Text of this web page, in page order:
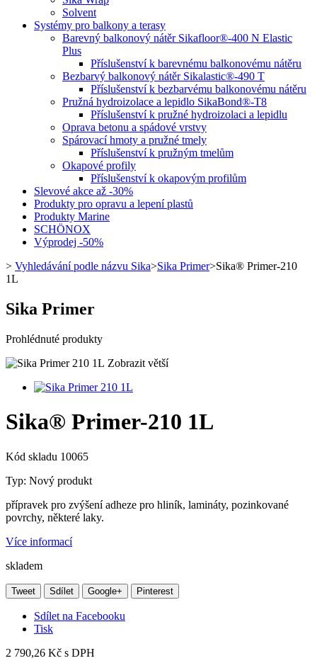
Solvent
Systémy pro balkony a terasy
Barevný balkonový nátěr Sikafloor®-400 N Elastic
Plus
Příslušenství k barevnému balkonovému nátěru
Bezbarvý balkonový nátěr Sikalastic®-490 T
Příslušenství k bezbarvému balkonovému nátěru
Pružná hydroizolace a lepidlo SikaBond®-T8
Příslušenství k pružné hydroizolaci a lepidlu
Oprava betonu a spádové vrstvy
Spárovací hmoty a pružné tmely
Příslušenství k pružným tmelům
Okapové profily
Příslušenství k okapovým profilům
Slevové akce až -30%
Produkty pro opravu a lepení plastů
Produkty Marine
SCHÖNOX
Výprodej -50%
> Vyhledávání podle názvu Sika>Sika Primer>Sika® Primer-210
1L
Sika Primer
Prohlédnuté produkty
Zobrazit větší
Sika® Primer-210 1L
Kód skladu 10065
Typ: Nový produkt
přípravek pro zvýšení adheze pro hliník, lamináty, pozinkované
povrchy, některé laky.
Více informací
skladem
Tweet Sdílet Google+ Pinterest
Sdílet na Facebooku
Tisk
2 790,26 Kč s DPH